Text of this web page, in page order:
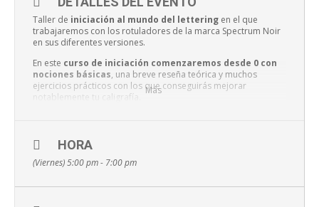
Más
Taller de iniciación al mundo del lettering en el que
trabajaremos con los rotuladores de la marca Spectrum Noir
en sus diferentes versiones.
En este curso de iniciación comenzaremos desde 0 con
nociones básicas, una breve reseña teórica y muchos
ejercicios prácticos con los que conseguirás mejorar
notablemente tu caligrafía.
que podremos conseguir con un poquito de paciencia y
práctica.
elbuhodecloe@outlook.es
HORA
(Viernes) 5:00 pm - 7:00 pm